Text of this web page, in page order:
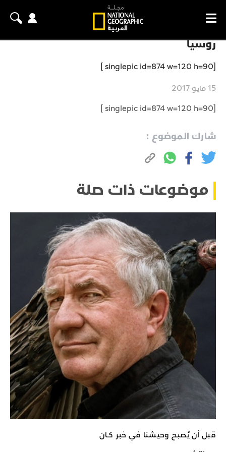
روسيا
[singlepic id=874 w=120 h=90 ]
15 مايو 2017
[singlepic id=874 w=120 h=90 ]
شارك الموضوع :
موضوعات ذات صلة
قبل أن يُصبح وحيشنا في خبر كـان